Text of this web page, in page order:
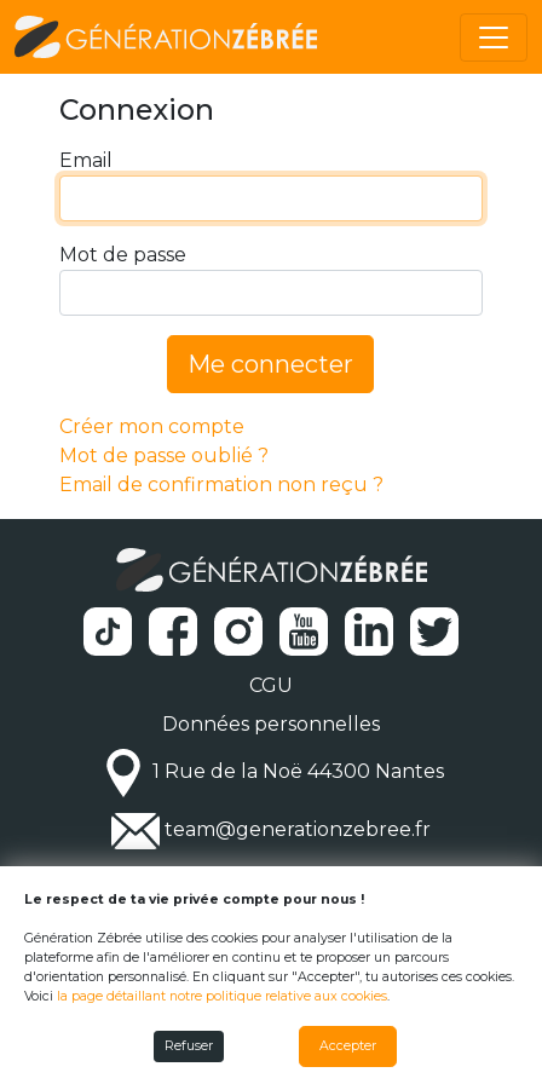
Connexion
Email
Mot de passe
Me connecter
Créer mon compte
Mot de passe oublié ?
Email de confirmation non reçu ?
CGU
Données personnelles
1 Rue de la Noë 44300 Nantes
team@generationzebree.fr
© Génération Zébrée 2026
Le respect de ta vie privée compte pour nous !
Génération Zébrée utilise des cookies pour analyser l'utilisation de la
plateforme afin de l'améliorer en continu et te proposer un parcours
d'orientation personnalisé. En cliquant sur "Accepter", tu autorises ces cookies.
Voici la page détaillant notre politique relative aux cookies.
Refuser Accepter